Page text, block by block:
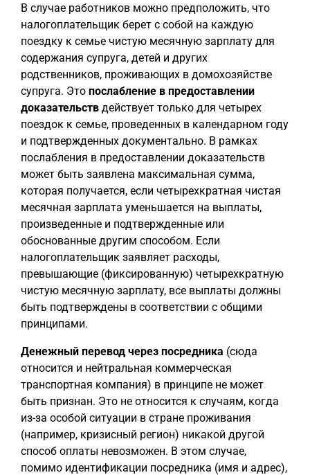
В случае работников можно предположить, что
налогоплательщик берет с собой на каждую
поездку к семье чистую месячную зарплату для
содержания супруга, детей и других
родственников, проживающих в домохозяйстве
супруга. Это послабление в предоставлении
доказательств действует только для четырех
поездок к семье, проведенных в календарном году
и подтвержденных документально. В рамках
послабления в предоставлении доказательств
может быть заявлена максимальная сумма,
которая получается, если четырехкратная чистая
месячная зарплата уменьшается на выплаты,
произведенные и подтвержденные или
обоснованные другим способом. Если
налогоплательщик заявляет расходы,
превышающие (фиксированную) четырехкратную
чистую месячную зарплату, все выплаты должны
быть подтверждены в соответствии с общими
принципами.
Денежный перевод через посредника (сюда
относится и нейтральная коммерческая
транспортная компания) в принципе не может
быть признан. Это не относится к случаям, когда
из-за особой ситуации в стране проживания
(например, кризисный регион) никакой другой
способ оплаты невозможен. В этом случае,
помимо идентификации посредника (имя и адрес),